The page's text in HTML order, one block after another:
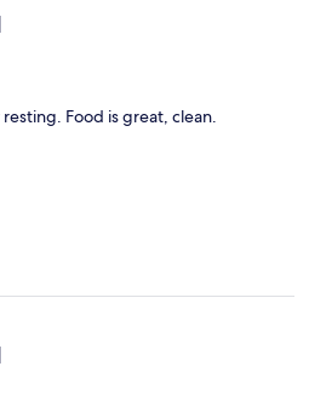
Food is great, clean.